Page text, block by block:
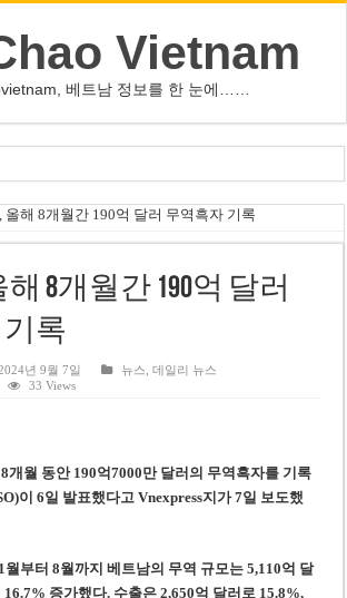
Vietnam
베트남 정보를 한 눈에……
장 “외교 성과, 국가 위상 제고에 크게 기여”
막 프리미엄 매장 폐점… 적자·소송 악재 속 사업 축
익 1조 동 시대…비엣콤뱅크 등 5곳 돌파
여파에 2분기 적자… 10월 임시 주총 개최
티 지분 전량 2억7000만 달러에 매각
연속 현금 배당…주당 3,000동 지급
철 투자’ 호언장담 메콜로르 회장 체포
올해 8개월간 190억 달러 무역흑자 기록
8개월간 190억 달러
록
년 9월 7일 뉴스 ,데일리 뉴스
33 Views
개월 동안 190억7000만 달러의 무역흑자를 기록
이 6일 발표했다고 Vnexpress지가 7일 보도했
월부터 8월까지 베트남의 무역 규모는 5,110억 달
증가했다. 수출은 2,650억 달러로 15.8%,